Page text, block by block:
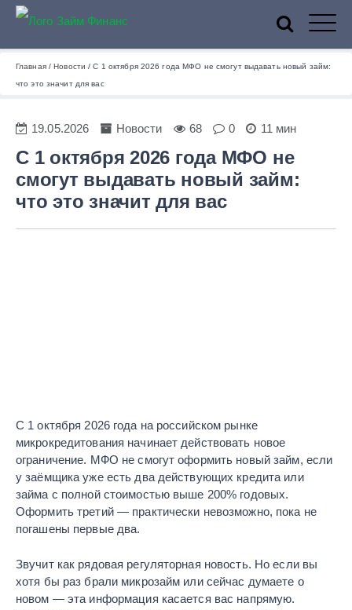
ZaymFinans
Главная/Новости /С 1 октября 2026 года МФО не смогут выдавать новый займ:
что это значит для вас
19.05.2026 Новости 68 0 11 мин
С 1 октября 2026 года МФО не
смогут выдавать новый займ:
что это значит для вас
С 1 октября 2026 года на российском рынке
микрокредитования начинает действовать новое
ограничение. МФО не смогут оформить новый займ, если
у заёмщика уже есть два действующих кредита или
займа с полной стоимостью выше 200% годовых.
Оформить третий — практически невозможно, пока не
погашены первые два.
Звучит как рядовая регуляторная новость. Но если вы
хотя бы раз брали микрозайм или сейчас думаете о
новом — эта информация касается вас напрямую.